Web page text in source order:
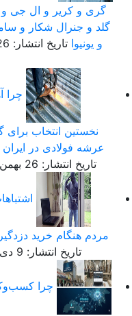
گری و کریر و ال جی و
گلد و جنرال شکار و
و یونیوا
چرا
نخستین انتخاب برای
عرشه فولادی در
تاریخ انتشار: 26 بهمن 1404
مردم هنگام خرید
تاریخ انتشار: 9 دی 1404
چرا